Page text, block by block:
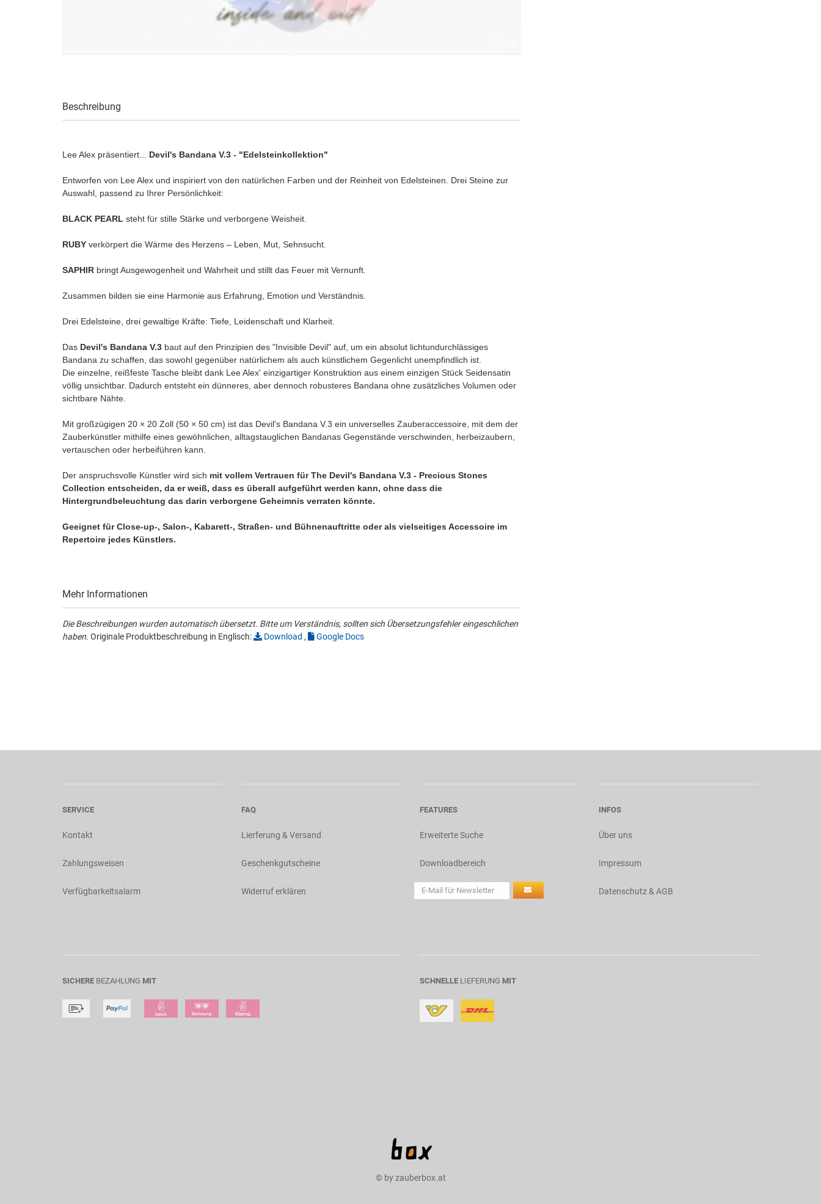
Beschreibung
Lee Alex präsentiert... Devil's Bandana V.3 - "Edelsteinkollektion"
Entworfen von Lee Alex und inspiriert von den natürlichen Farben und der Reinheit von Edelsteinen. Drei Steine zur
Auswahl, passend zu Ihrer Persönlichkeit:
BLACK PEARL steht für stille Stärke und verborgene Weisheit.
RUBY verkörpert die Wärme des Herzens – Leben, Mut, Sehnsucht.
SAPHIR bringt Ausgewogenheit und Wahrheit und stillt das Feuer mit Vernunft.
Zusammen bilden sie eine Harmonie aus Erfahrung, Emotion und Verständnis.
Drei Edelsteine, drei gewaltige Kräfte: Tiefe, Leidenschaft und Klarheit.
Das Devil's Bandana V.3 baut auf den Prinzipien des "Invisible Devil" auf, um ein absolut lichtundurchlässiges
Bandana zu schaffen, das sowohl gegenüber natürlichem als auch künstlichem Gegenlicht unempfindlich ist.
Die einzelne, reißfeste Tasche bleibt dank Lee Alex' einzigartiger Konstruktion aus einem einzigen Stück Seidensatin
völlig unsichtbar. Dadurch entsteht ein dünneres, aber dennoch robusteres Bandana ohne zusätzliches Volumen oder
sichtbare Nähte.
Mit großzügigen 20 × 20 Zoll (50 × 50 cm) ist das Devil's Bandana V.3 ein universelles Zauberaccessoire, mit dem der
Zauberkünstler mithilfe eines gewöhnlichen, alltagstauglichen Bandanas Gegenstände verschwinden, herbeizaubern,
vertauschen oder herbeiführen kann.
Der anspruchsvolle Künstler wird sich mit vollem Vertrauen für The Devil's Bandana V.3 - Precious Stones
Collection entscheiden, da er weiß, dass es überall aufgeführt werden kann, ohne dass die
Hintergrundbeleuchtung das darin verborgene Geheimnis verraten könnte.
Geeignet für Close-up-, Salon-, Kabarett-, Straßen- und Bühnenauftritte oder als vielseitiges Accessoire im
Repertoire jedes Künstlers.
Mehr Informationen
Die Beschreibungen wurden automatisch übersetzt. Bitte um Verständnis, sollten sich Übersetzungsfehler eingeschlichen
haben. Originale Produktbeschreibung in Englisch: Download , Google Docs
SERVICE
Kontakt
Zahlungsweisen
Verfügbarkeitsalarm
FAQ
Lierferung & Versand
Geschenkgutscheine
Widerruf erklären
FEATURES
Erweiterte Suche
Downloadbereich
INFOS
Über uns
Impressum
Datenschutz & AGB
SICHERE BEZAHLUNG MIT SCHNELLE LIEFERUNG MIT
© by zauberbox.at